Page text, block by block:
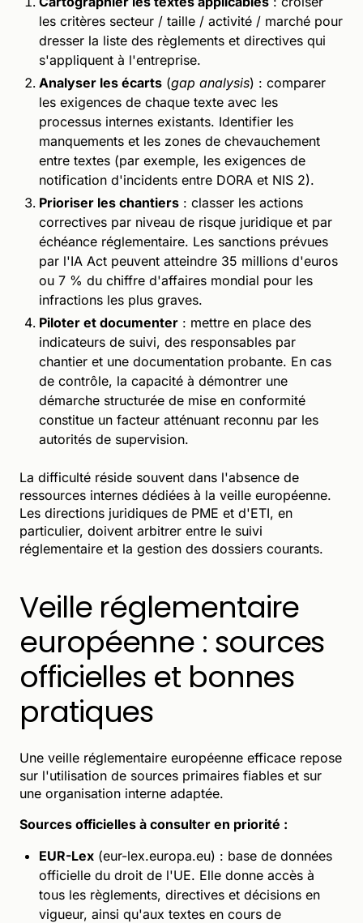
les critères secteur / taille / activité / marché pour
dresser la liste des règlements et directives qui
s'appliquent à l'entreprise.
Analyser les écarts (gap analysis) : comparer
les exigences de chaque texte avec les
processus internes existants. Identifier les
manquements et les zones de chevauchement
entre textes (par exemple, les exigences de
notification d'incidents entre DORA et NIS 2).
Prioriser les chantiers : classer les actions
correctives par niveau de risque juridique et par
échéance réglementaire. Les sanctions prévues
par l'IA Act peuvent atteindre 35 millions d'euros
ou 7 % du chiffre d'affaires mondial pour les
infractions les plus graves.
Piloter et documenter : mettre en place des
indicateurs de suivi, des responsables par
chantier et une documentation probante. En cas
de contrôle, la capacité à démontrer une
démarche structurée de mise en conformité
constitue un facteur atténuant reconnu par les
autorités de supervision.
La difficulté réside souvent dans l'absence de
ressources internes dédiées à la veille européenne.
Les directions juridiques de PME et d'ETI, en
particulier, doivent arbitrer entre le suivi
réglementaire et la gestion des dossiers courants.
Veille réglementaire
européenne : sources
officielles et bonnes
pratiques
Une veille réglementaire européenne efficace repose
sur l'utilisation de sources primaires fiables et sur
une organisation interne adaptée.
Sources officielles à consulter en priorité :
EUR-Lex (eur-lex.europa.eu) : base de données
officielle du droit de l'UE. Elle donne accès à
tous les règlements, directives et décisions en
vigueur, ainsi qu'aux textes en cours de